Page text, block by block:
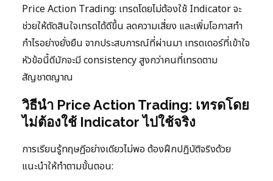
Price Action Trading: เทรดโดยไม่ต้องใช้ Indicator จะ
ช่วยให้ตัดสินใจเทรดได้ดีขึ้น ลดความเสี่ยง และเพิ่มโอกาสทำ
กำไรอย่างยั่งยืน จากประสบการณ์ที่ผ่านมา เทรดเดอร์ที่เข้าใจ
หัวข้อนี้ดีมักจะมี consistency สูงกว่าคนที่เทรดตาม
สัญชาตญาณ
วิธีนำ Price Action Trading: เทรดโดย
ไม่ต้องใช้ Indicator ไปใช้จริง
การเรียนรู้ทฤษฎีอย่างเดียวไม่พอ ต้องฝึกปฏิบัติจริงด้วย
แนะนำให้ทำตามขั้นตอน: